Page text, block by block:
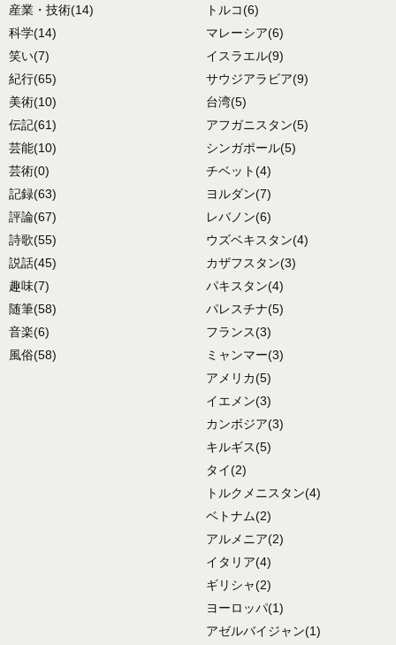
産業・技術(14)
科学(14)
笑い(7)
紀行(65)
美術(10)
伝記(61)
芸能(10)
芸術(0)
記録(63)
評論(67)
詩歌(55)
説話(45)
趣味(7)
随筆(58)
音楽(6)
風俗(58)
トルコ(6)
マレーシア(6)
イスラエル(9)
サウジアラビア(9)
台湾(5)
アフガニスタン(5)
シンガポール(5)
チベット(4)
ヨルダン(7)
レバノン(6)
ウズベキスタン(4)
カザフスタン(3)
パキスタン(4)
パレスチナ(5)
フランス(3)
ミャンマー(3)
アメリカ(5)
イエメン(3)
カンボジア(3)
キルギス(5)
タイ(2)
トルクメニスタン(4)
ベトナム(2)
アルメニア(2)
イタリア(4)
ギリシャ(2)
ヨーロッパ(1)
アゼルバイジャン(1)